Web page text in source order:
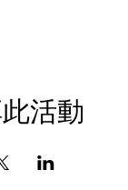
活動